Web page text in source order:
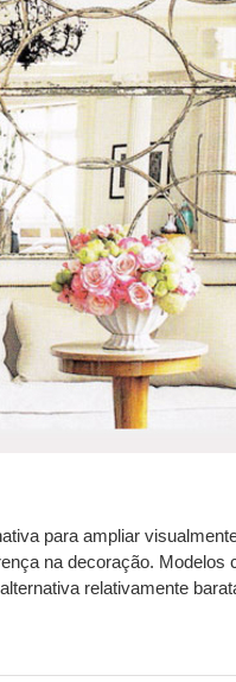
para ampliar
na decoração.
relativamente